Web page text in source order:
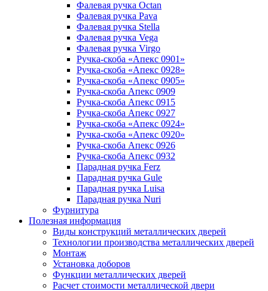
Фалевая ручка Octan
Фалевая ручка Pava
Фалевая ручка Stella
Фалевая ручка Vega
Фалевая ручка Virgo
Ручка-скоба «Апекс 0901»
Ручка-скоба «Апекс 0928»
Ручка-скоба «Апекс 0905»
Ручка-скоба Апекс 0909
Ручка-скоба Апекс 0915
Ручка-скоба Апекс 0927
Ручка-скоба «Апекс 0924»
Ручка-скоба «Апекс 0920»
Ручка-скоба Апекс 0926
Ручка-скоба Апекс 0932
Парадная ручка Ferz
Парадная ручка Gule
Парадная ручка Luisa
Парадная ручка Nuri
Фурнитура
Полезная информация
Виды конструкций металлических дверей
Технологии производства металлических дверей
Монтаж
Установка доборов
Функции металлических дверей
Расчет стоимости металлической двери